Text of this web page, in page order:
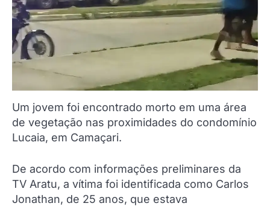
Um jovem foi encontrado morto em uma área
de vegetação nas proximidades do condomínio
Lucaia, em Camaçari.
De acordo com informações preliminares da
TV Aratu, a vítima foi identificada como Carlos
Jonathan, de 25 anos, que estava